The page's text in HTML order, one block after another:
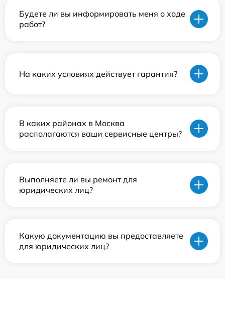
Будете ли вы информировать меня о ходе
работ?
На каких условиях действует гарантия?
В каких районах в Москва
располагаются ваши сервисные центры?
Выполняете ли вы ремонт для
юридических лиц?
Какую документацию вы предоставляете
для юридических лиц?